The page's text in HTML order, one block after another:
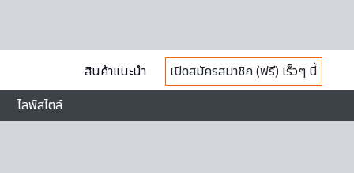
สินค้าแนะนำ
เปิดสมัครสมาชิก (ฟรี) เร็วๆ นี้
ไลฟ์สไตล์